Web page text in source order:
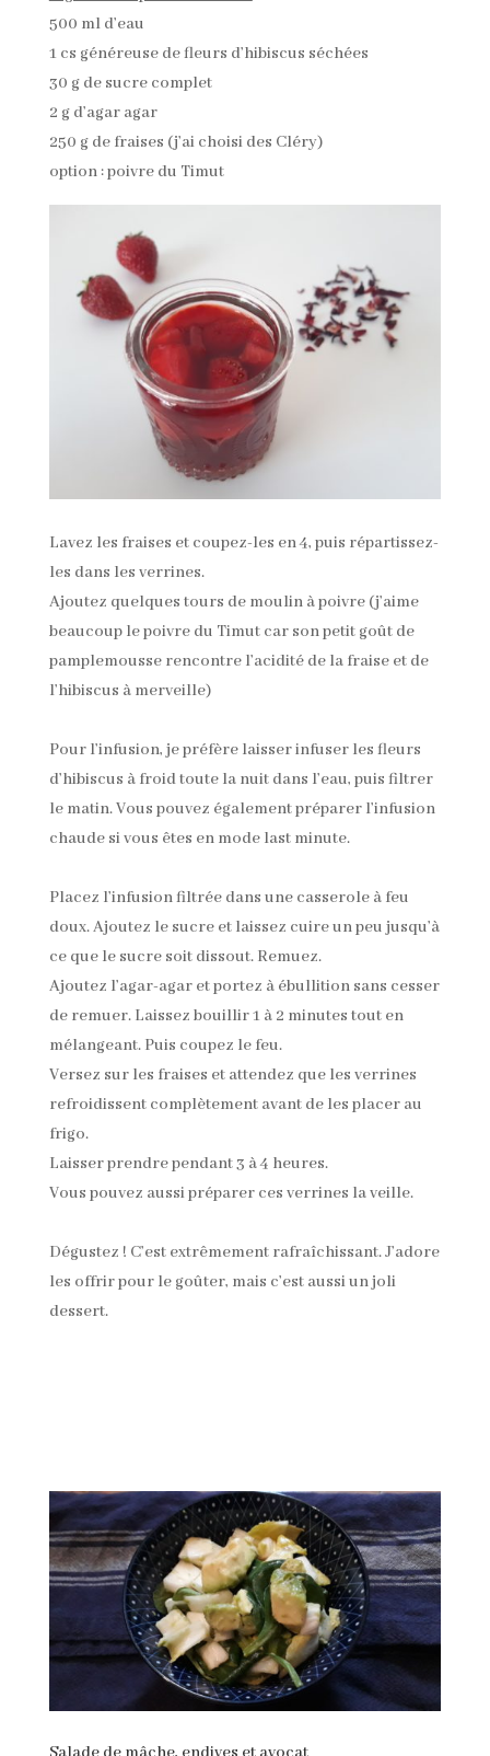
500 ml d’eau
1 cs généreuse de fleurs d’hibiscus séchées
30 g de sucre complet
2 g d’agar agar
250 g de fraises (j’ai choisi des Cléry)
option : poivre du Timut
Lavez les fraises et coupez-les en 4, puis répartissez-
les dans les verrines.
Ajoutez quelques tours de moulin à poivre (j’aime
beaucoup le poivre du Timut car son petit goût de
pamplemousse rencontre l’acidité de la fraise et de
l’hibiscus à merveille)
Pour l’infusion, je préfère laisser infuser les fleurs
d’hibiscus à froid toute la nuit dans l’eau, puis filtrer
le matin. Vous pouvez également préparer l’infusion
chaude si vous êtes en mode last minute.
Placez l’infusion filtrée dans une casserole à feu
doux. Ajoutez le sucre et laissez cuire un peu jusqu’à
ce que le sucre soit dissout. Remuez.
Ajoutez l’agar-agar et portez à ébullition sans cesser
de remuer. Laissez bouillir 1 à 2 minutes tout en
mélangeant. Puis coupez le feu.
Versez sur les fraises et attendez que les verrines
refroidissent complètement avant de les placer au
frigo.
Laisser prendre pendant 3 à 4 heures.
Vous pouvez aussi préparer ces verrines la veille.
Dégustez ! C’est extrêmement rafraîchissant. J’adore
les offrir pour le goûter, mais c’est aussi un joli
dessert.